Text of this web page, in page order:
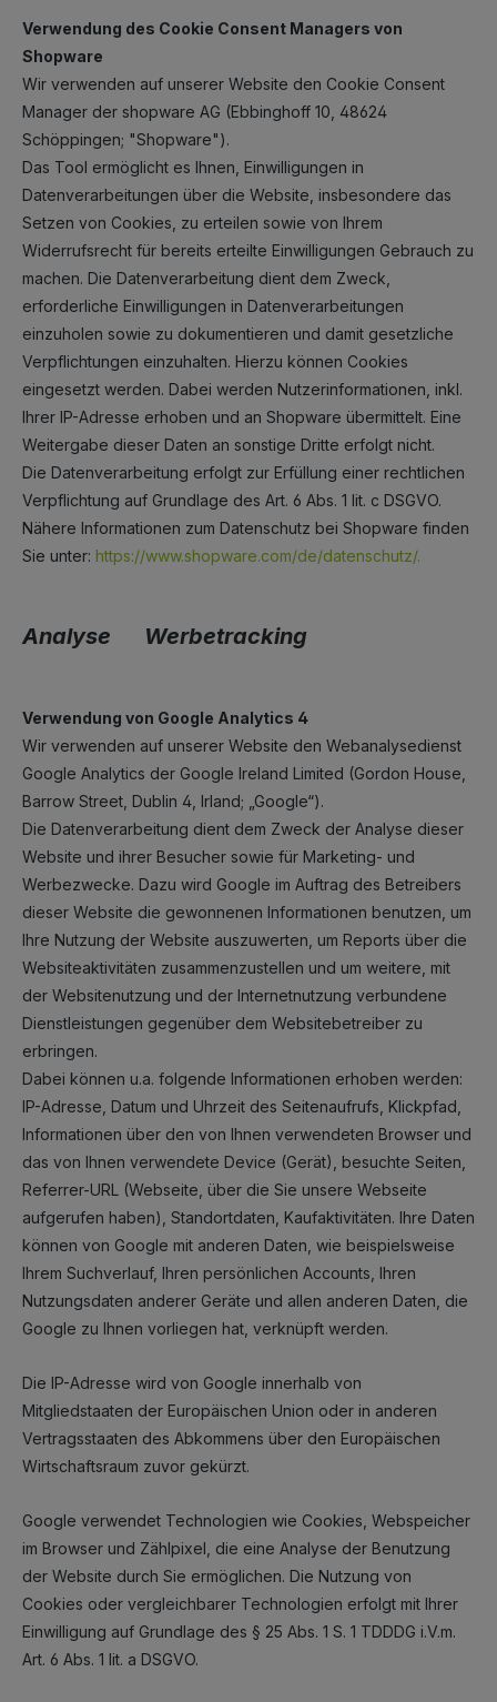
Verwendung des Cookie Consent Managers von
Shopware
Wir verwenden auf unserer Website den Cookie Consent
Manager der shopware AG (Ebbinghoff 10, 48624
Schöppingen; "Shopware").
Das Tool ermöglicht es Ihnen, Einwilligungen in
Datenverarbeitungen über die Website, insbesondere das
Setzen von Cookies, zu erteilen sowie von Ihrem
Widerrufsrecht für bereits erteilte Einwilligungen Gebrauch zu
machen. Die Datenverarbeitung dient dem Zweck,
erforderliche Einwilligungen in Datenverarbeitungen
einzuholen sowie zu dokumentieren und damit gesetzliche
Verpflichtungen einzuhalten. Hierzu können Cookies
eingesetzt werden. Dabei werden Nutzerinformationen, inkl.
Ihrer IP-Adresse erhoben und an Shopware übermittelt. Eine
Weitergabe dieser Daten an sonstige Dritte erfolgt nicht.
Die Datenverarbeitung erfolgt zur Erfüllung einer rechtlichen
Verpflichtung auf Grundlage des Art. 6 Abs. 1 lit. c DSGVO.
Nähere Informationen zum Datenschutz bei Shopware finden
Sie unter: https://www.shopware.com/de/datenschutz/.
Analyse Werbetracking
Verwendung von Google Analytics 4
Wir verwenden auf unserer Website den Webanalysedienst
Google Analytics der Google Ireland Limited (Gordon House,
Barrow Street, Dublin 4, Irland; „Google“).
Die Datenverarbeitung dient dem Zweck der Analyse dieser
Website und ihrer Besucher sowie für Marketing- und
Werbezwecke. Dazu wird Google im Auftrag des Betreibers
dieser Website die gewonnenen Informationen benutzen, um
Ihre Nutzung der Website auszuwerten, um Reports über die
Websiteaktivitäten zusammenzustellen und um weitere, mit
der Websitenutzung und der Internetnutzung verbundene
Dienstleistungen gegenüber dem Websitebetreiber zu
erbringen.
Dabei können u.a. folgende Informationen erhoben werden:
IP-Adresse, Datum und Uhrzeit des Seitenaufrufs, Klickpfad,
Informationen über den von Ihnen verwendeten Browser und
das von Ihnen verwendete Device (Gerät), besuchte Seiten,
Referrer-URL (Webseite, über die Sie unsere Webseite
aufgerufen haben), Standortdaten, Kaufaktivitäten. Ihre Daten
können von Google mit anderen Daten, wie beispielsweise
Ihrem Suchverlauf, Ihren persönlichen Accounts, Ihren
Nutzungsdaten anderer Geräte und allen anderen Daten, die
Google zu Ihnen vorliegen hat, verknüpft werden.
Die IP-Adresse wird von Google innerhalb von
Mitgliedstaaten der Europäischen Union oder in anderen
Vertragsstaaten des Abkommens über den Europäischen
Wirtschaftsraum zuvor gekürzt.
Google verwendet Technologien wie Cookies, Webspeicher
im Browser und Zählpixel, die eine Analyse der Benutzung
der Website durch Sie ermöglichen. Die Nutzung von
Cookies oder vergleichbarer Technologien erfolgt mit Ihrer
Einwilligung auf Grundlage des § 25 Abs. 1 S. 1 TDDDG i.V.m.
Art. 6 Abs. 1 lit. a DSGVO.